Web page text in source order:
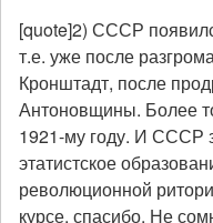
[quote]2) СССР
т.е. уже после
Кронштадт, после
Антоновщины. Более
1921-му году. И СССР
этатистское
революционной
курсе, спасибо. Не